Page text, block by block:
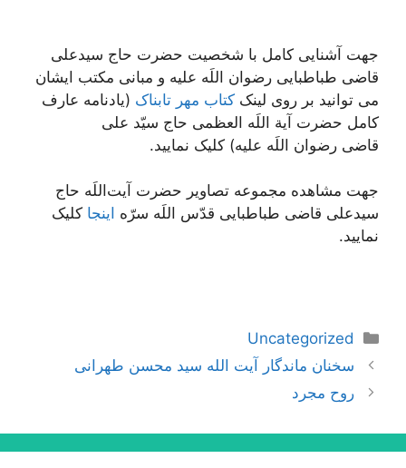
جهت آشنایی کامل با شخصیت حضرت حاج سیدعلی
قاضی طباطبایی رضوان اللَه علیه و مبانی مکتب ایشان
می توانید بر روی لینک کتاب مهر تابناک (يادنامه عارف
کامل حضرت آیة اللَه العظمی حاج سیّد علی
قاضی رضوان اللَه علیه) کلیک نمایید.
جهت مشاهده مجموعه تصاویر حضرت آیت‌اللَه حاج
سیدعلی قاضی طباطبایی قدّس اللَه سرّه اینجا کلیک
نمایید.
دسته‌ها
Uncategorized
ناوبری
نوشته‌ها
سخنان ماندگار آیت الله سید محسن طهرانی
روح مجرد